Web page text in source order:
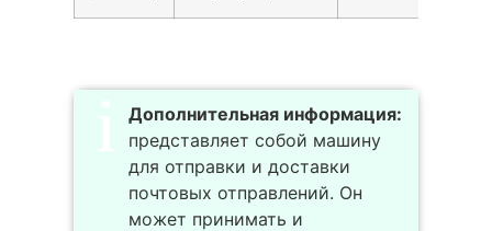
Дополнительная информация:
представляет собой машину
для отправки и доставки
почтовых отправлений. Он
может принимать и